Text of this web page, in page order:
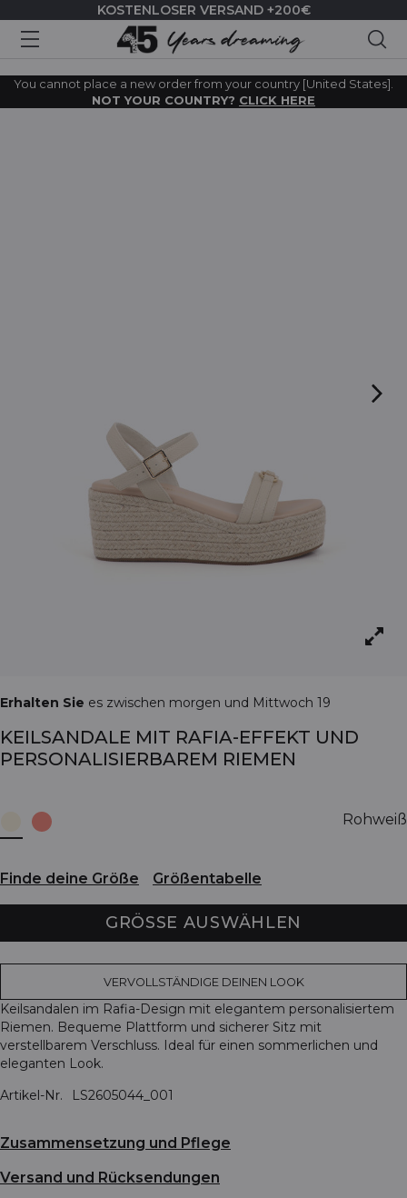
KOSTENLOSER VERSAND +200€
You cannot place a new order from your country [United States].
NOT YOUR COUNTRY? CLICK HERE
Erhalten Sie es zwischen morgen und Mittwoch 19
KEILSANDALE MIT RAFIA-EFFEKT UND
PERSONALISIERBAREM RIEMEN
Rohweiß
Finde deine Größe Größentabelle
GRÖSSE AUSWÄHLEN
VERVOLLSTÄNDIGE DEINEN LOOK
Keilsandalen im Rafia-Design mit elegantem personalisiertem
Riemen. Bequeme Plattform und sicherer Sitz mit
verstellbarem Verschluss. Ideal für einen sommerlichen und
eleganten Look.
Artikel-Nr.
LS2605044_001
Zusammensetzung und Pflege
Versand und Rücksendungen